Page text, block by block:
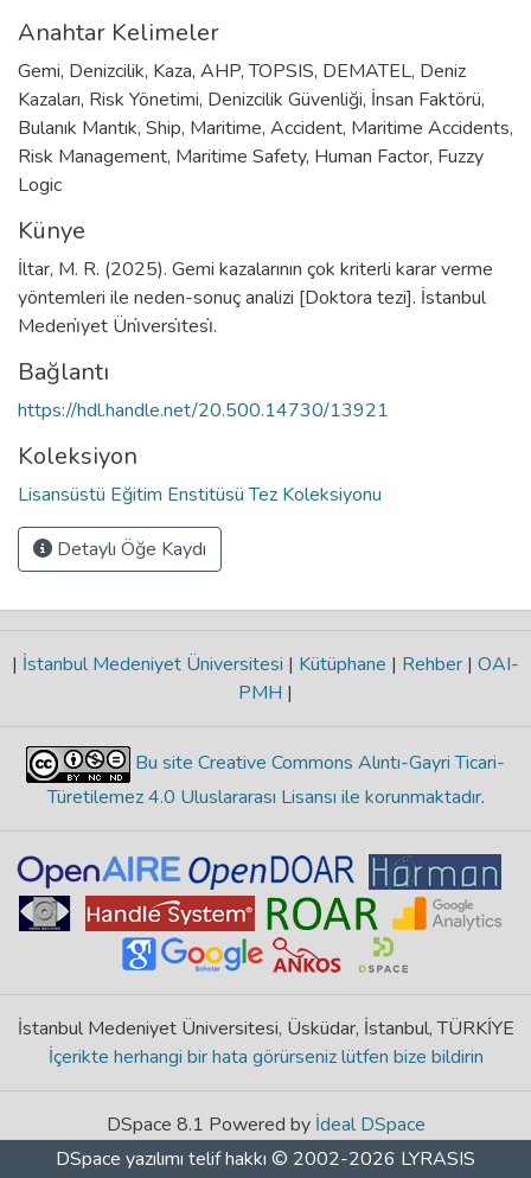
Anahtar Kelimeler
Gemi, Denizcilik, Kaza, AHP,TOPSIS, DEMATEL, Deniz
Kazaları, Risk Yönetimi, Denizcilik Güvenliği, İnsan Faktörü,
Bulanık Mantık, Ship, Maritime, Accident, Maritime Accidents,
Risk Management, Maritime Safety, Human Factor, Fuzzy
Logic
Künye
İltar, M. R. (2025). Gemi kazalarının çok kriterli karar verme
yöntemleri ile neden-sonuç analizi [Doktora tezi]. İstanbul
Medeni̇yet Üni̇versi̇tesi̇.
Bağlantı
https://hdl.handle.net/20.500.14730/13921
Koleksiyon
Lisansüstü Eğitim Enstitüsü Tez Koleksiyonu
Detaylı Öğe Kaydı
| İstanbul Medeniyet Üniversitesi | Kütüphane | Rehber | OAI-
PMH |
Bu site Creative Commons Alıntı-Gayri Ticari-
Türetilemez 4.0 Uluslararası Lisansı ile korunmaktadır.
İstanbul Medeniyet Üniversitesi, Üsküdar, İstanbul, TÜRKİYE
İçerikte herhangi bir hata görürseniz lütfen bize bildirin
DSpace 8.1 Powered by İdeal DSpace
DSpace yazılımı telif hakkı © 2002-2026 LYRASIS